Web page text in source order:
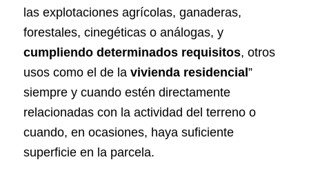
las explotaciones agrícolas, ganaderas,
forestales, cinegéticas o análogas, y
cumpliendo determinados requisitos, otros
usos como el de la vivienda residencial”
siempre y cuando estén directamente
relacionadas con la actividad del terreno o
cuando, en ocasiones, haya suficiente
superficie en la parcela.